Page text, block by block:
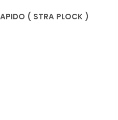
( STRA PLOCK )